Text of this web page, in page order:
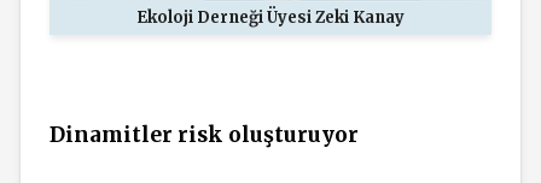
Ekoloji Derneği Üyesi Zeki Kanay
Dinamitler risk oluşturuyor